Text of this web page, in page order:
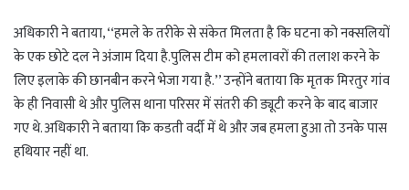
अधिकारी ने बताया, ‘‘हमले के तरीके से संकेत मिलता है कि घटना को नक्सलियों
के एक छोटे दल ने अंजाम दिया है.पुलिस टीम को हमलावरों की तलाश करने के
लिए इलाके की छानबीन करने भेजा गया है.’’ उन्होंने बताया कि मृतक मिरतुर गांव
के ही निवासी थे और पुलिस थाना परिसर में संतरी की ड्यूटी करने के बाद बाजार
गए थे. अधिकारी ने बताया कि कडती वर्दी में थे और जब हमला हुआ तो उनके पास
हथियार नहीं था.